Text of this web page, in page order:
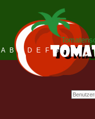
A B C D E F G H I J K